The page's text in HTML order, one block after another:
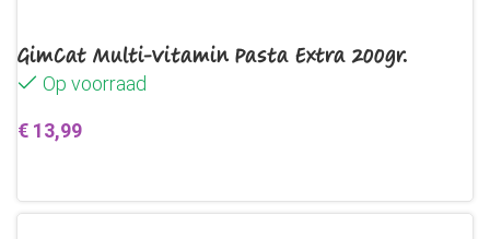
GimCat Multi-Vitamin Pasta Extra 200gr.
Op voorraad
€ 13,99